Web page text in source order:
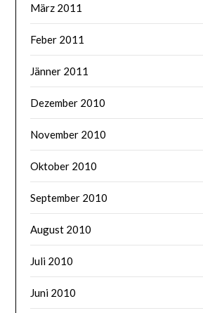
März 2011
Feber 2011
Jänner 2011
Dezember 2010
November 2010
Oktober 2010
September 2010
August 2010
Juli 2010
Juni 2010